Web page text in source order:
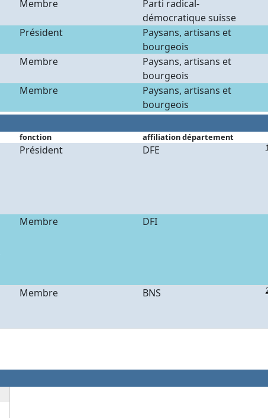
Membre
Parti radical-
démocratique suisse
Président
Paysans, artisans et
bourgeois
Membre
Paysans, artisans et
bourgeois
Membre
Paysans, artisans et
bourgeois
fonction affiliation département
Président DFE
Membre DFI
Membre BNS